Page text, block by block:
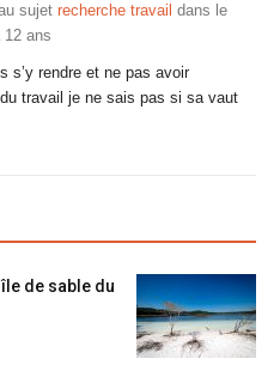
sujet recherche travail dans le
12 ans
s’y rendre et ne pas avoir
du travail je ne sais pas si sa vaut
de sable du